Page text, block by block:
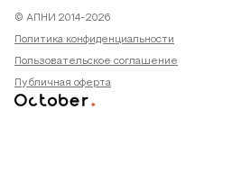
© АПНИ 2014-2026
Политика конфиденциальности
Пользовательское соглашение
Публичная оферта